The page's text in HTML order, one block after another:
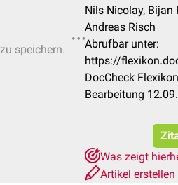
speichern.
Nils Nicolay, Bijan
Andreas Risch
Abrufbar unter:
https://
DocCheck
Bearbeitung
Was zeigt
Artikel erstellen